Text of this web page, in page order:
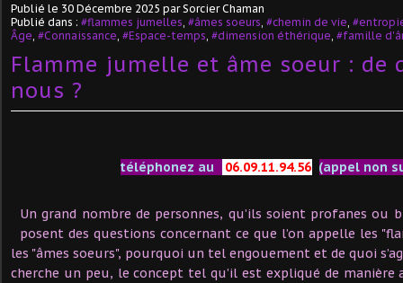
Publié le 30 Décembre 2025 par Sorcier Chaman
Publié dans : #flammes jumelles #âmes soeurs #chemin de vie
Âge #Connaissance #Espace-temps #dimension éthérique #famille
Flamme jumelle et âme soeur : de
nous ?
téléphonez au 06.09.11.94.56 (appel non
Un grand nombre de personnes, qu’ils soient profanes ou
posent des questions concernant ce que l’on appelle les
les "âmes soeurs", pourquoi un tel engouement et de quoi
cherche un peu, le concept tel qu’il est expliqué de manière